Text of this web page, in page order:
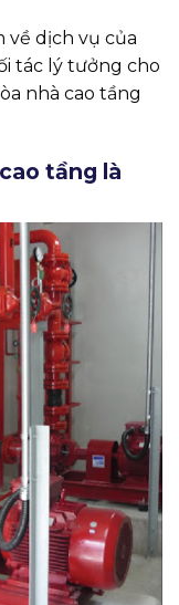
về dịch vụ của
tác lý tưởng cho
nhà cao tầng
tầng là